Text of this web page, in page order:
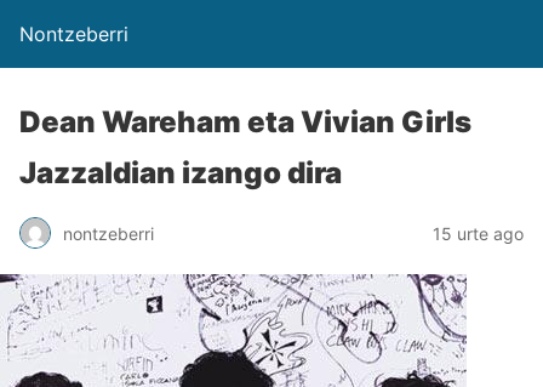
Nontzeberri
Dean Wareham eta Vivian Girls
Jazzaldian izango dira
nontzeberri 15 urte ago